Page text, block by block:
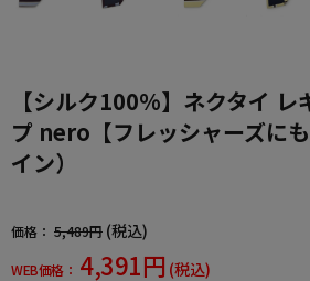
【シルク100%】ネクタイ レ
プ nero【フレッシャーズに
イン）
価格： 5,489円 (税込)
WEB価格： 4,391円 (税込)